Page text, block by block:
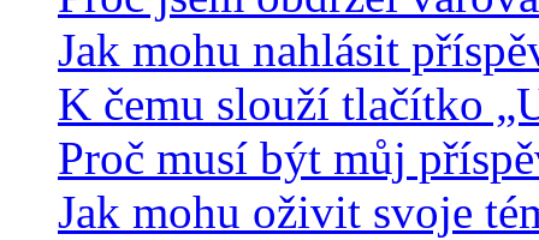
Jak mohu nahlásit
K čemu slouží tlačítko
Proč musí být můj
Jak mohu oživit svoje